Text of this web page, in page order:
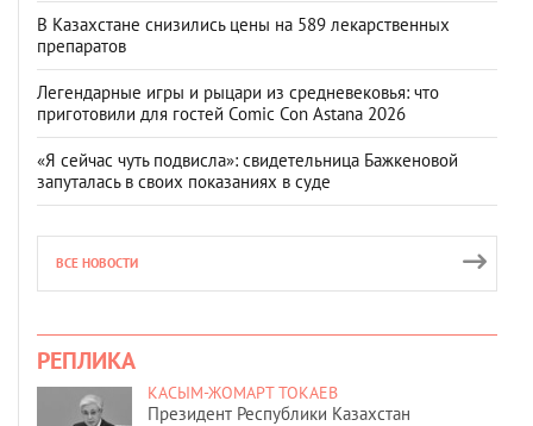
В Казахстане снизились цены на 589 лекарственных
препаратов
Легендарные игры и рыцари из средневековья: что
приготовили для гостей Comic Con Astana 2026
«Я сейчас чуть подвисла»: свидетельница Бажкеновой
запуталась в своих показаниях в суде
ВСЕ НОВОСТИ
РЕПЛИКА
КАСЫМ-ЖОМАРТ ТОКАЕВ
Президент Республики Казахстан